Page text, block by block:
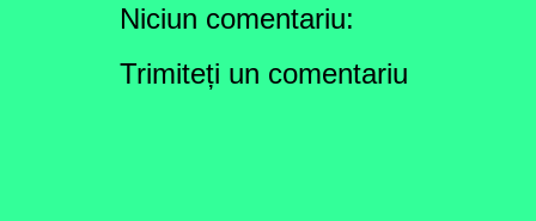
Niciun comentariu:
Trimiteți un comentariu